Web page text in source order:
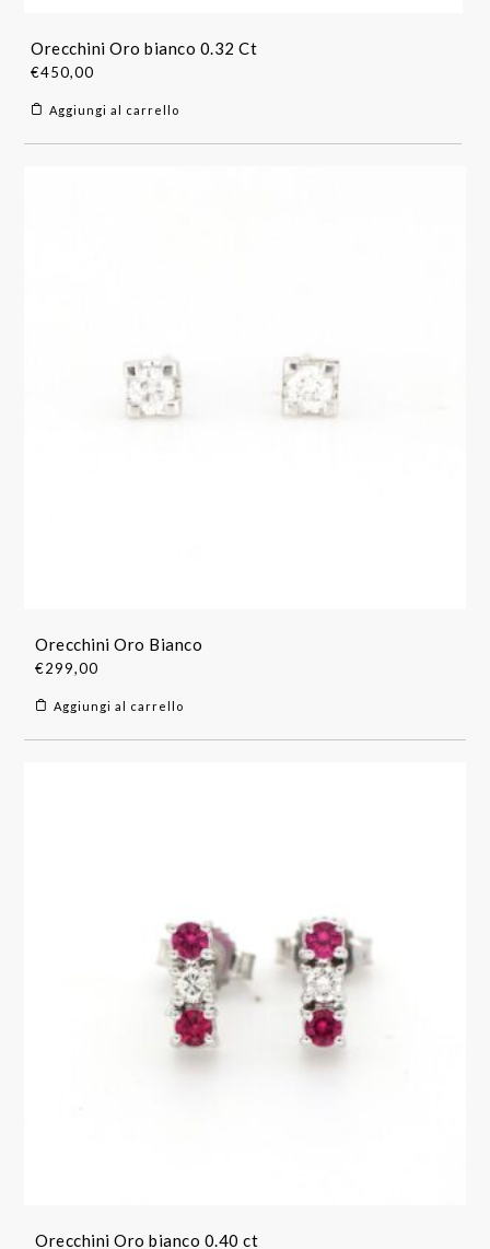
Orecchini Oro bianco 0.32 Ct
€450,00
Aggiungi al carrello
Orecchini Oro Bianco
€299,00
Aggiungi al carrello
Orecchini Oro bianco 0.40 ct